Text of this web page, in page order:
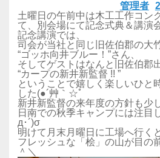
管理者
土曜日の午前中は木工工作コン
て、別会場にて記念式典＆講演
記念講演では、
司会が当社と同じ旧佐伯郡の大
“ゴッホ向井ブルー！”さん、
そしてゲストはなんと旧佐伯郡
“カープの新井新監督 !! ”
ということで嬉しく楽しいひと
した(●´艸｀☆ﾟ
新井新監督の来年度の方針も少
日南での秋季キャンプには注目
д･´)σ
明けて月末月曜日に工場へ行く
フレッシュな「桧」の山が目の
＾＼